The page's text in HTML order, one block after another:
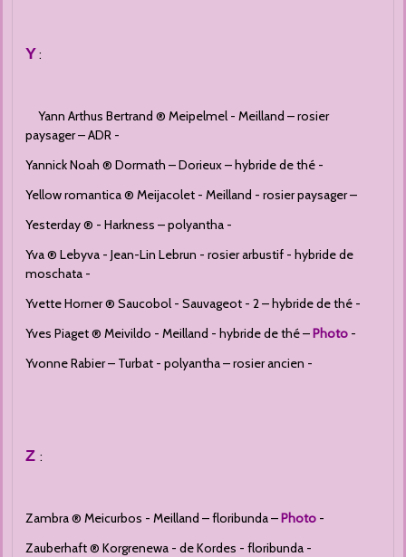
Y:
Yann Arthus Bertrand ® Meipelmel - Meilland – rosier
paysager – ADR -
Yannick Noah ® Dormath – Dorieux – hybride de thé -
Yellow romantica ® Meijacolet - Meilland - rosier paysager –
Yesterday ® - Harkness – polyantha -
Yva ® Lebyva - Jean-Lin Lebrun - rosier arbustif - hybride de
moschata -
Yvette Horner ® Saucobol - Sauvageot - 2 – hybride de thé -
Yves Piaget ® Meivildo - Meilland - hybride de thé –Photo -
Yvonne Rabier – Turbat - polyantha – rosier ancien -
Z :
Zambra ® Meicurbos - Meilland – floribunda –Photo -
Zauberhaft ® Korgrenewa - de Kordes - floribunda -